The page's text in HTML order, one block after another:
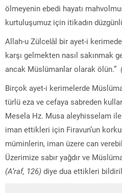
ölmeyenin ebedi hayatı
kurtuluşumuz için itikadın
Allah-u Zülcelâl bir ayet-i
karşı gelmekten nasıl sakınmak
ancak Müslümanlar olarak ölün.”
Birçok ayet-i kerimelerde
türlü eza ve cefaya sabreden
Mesela Hz. Musa aleyhisselam
iman ettikleri için Firavun’un
müminlerin, iman üzere can
Üzerimize sabır yağdır ve
(A‘raf, 126) diye dua ettikleri